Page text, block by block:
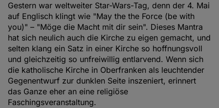
Gestern war weltweiter Star-Wars-Tag, denn der 4. Mai
auf Englisch klingt wie "May the the Force (be with
you)" – "Möge die Macht mit dir sein". Dieses Mantra
hat sich neulich auch die Kirche zu eigen gemacht, und
selten klang ein Satz in einer Kirche so hoffnungsvoll
und gleichzeitig so unfreiwillig entlarvend. Wenn sich
die katholische Kirche in Oberfranken als leuchtender
Gegenentwurf zur dunklen Seite inszeniert, erinnert
das Ganze eher an eine religiöse
Faschingsveranstaltung.